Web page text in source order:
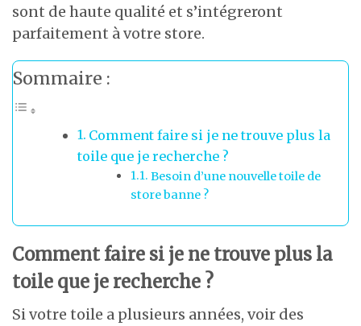
sont de haute qualité et s’intégreront
parfaitement à votre store.
Sommaire :
Comment faire si je ne trouve plus la
toile que je recherche ?
Besoin d’une nouvelle toile de
store banne ?
Comment faire si je ne trouve plus la
toile que je recherche ?
Si votre toile a plusieurs années, voir des